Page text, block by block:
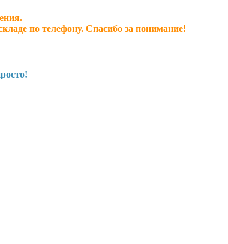
по телефону. Спасибо за понимание!